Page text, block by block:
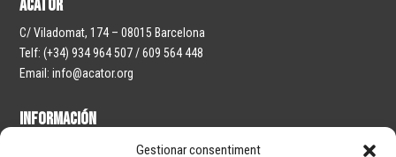
Gestionar consentiment
ACATOR
C/ Viladomat, 174 – 08015 Barcelona
Telf: (+34) 934 964 507 / 609 564 448
Email: info@acator.org
INFORMACIÓN